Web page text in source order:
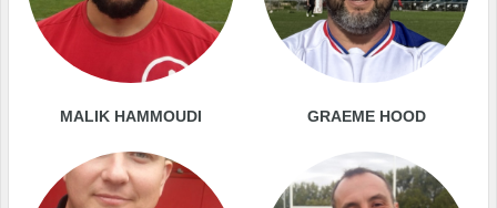
MALIK HAMMOUDI GRAEME HOOD